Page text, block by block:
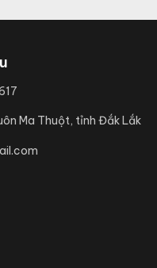
Ma Thuột, tỉnh Đắk Lắk